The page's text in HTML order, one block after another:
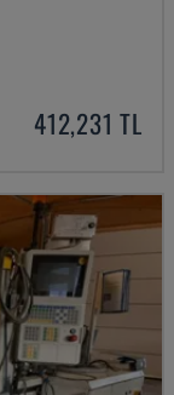
412,231 TL